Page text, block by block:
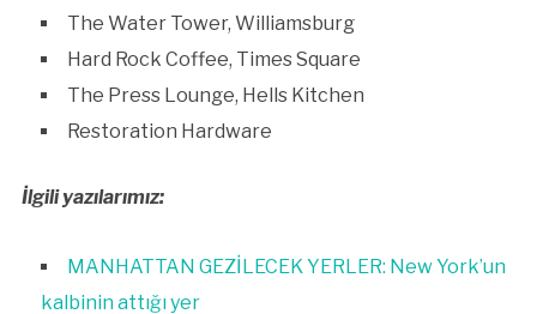
The Water Tower, Williamsburg
Hard Rock Coffee, Times Square
The Press Lounge, Hells Kitchen
Restoration Hardware
İlgili yazılarımız:
MANHATTAN GEZİLECEK YERLER: New York’un
kalbinin attığı yer